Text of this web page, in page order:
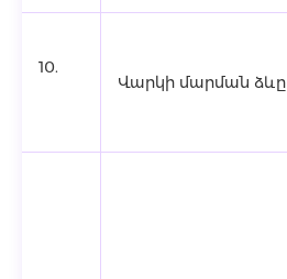
10.
Վարկի մարման ձևը